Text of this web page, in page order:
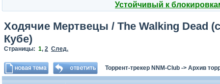
Устойчивый к
Ходячие Mертвецы / The Walking Dead
Кубе)
Страницы: 1, 2 След.
Торрент-трекер NNM-Club -> Архив